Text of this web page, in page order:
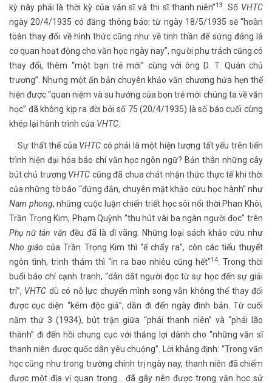
kỳ này phải là thời kỳ của văn sĩ và thi sĩ thanh niên”13 . Số VHTC
ngày 20/4/1935 có đăng thông báo: từ ngày 18/5/1935 sẽ “hoàn
toàn thay đổi về hình thức cũng như về tinh thần để sứng đáng là
cơ quan hoạt động cho văn học ngày nay”, người phụ trách cũng có
thay đổi, thêm “một bạn trẻ mới” cùng với ông D. T. Quán chủ
trương”. Nhưng một ấn bản chuyên khảo văn chương hứa hẹn thể
hiện được “quan niệm và su hướng của bọn trẻ mới chúng ta về văn
học” đã không kịp ra đời bởi số 75 (20/4/1935) là số báo cuối cùng
khép lại hành trình của VHTC
Sự thất thế của VHTC có phải là một hiện tượng tất yếu trên tiến
trình hiện đại hóa báo chí văn học ngôn ngữ? Bản thân những cây
bút chủ trương VHTC cũng đã chua chát nhận thức thực tế khi thời
của những tờ báo “đứng đắn, chuyên mặt khảo cứu học hành” như
Nam phong, những cuộc luận chiến triết học sôi nổi thời Phan Khôi,
Trần Trọng Kim, Phạm Quỳnh “thu hút vài ba ngàn người đọc” trên
Phụ nữ tân văn đều đã là dĩ vãng. Những loại sách khảo cứu như
Nho giáo của Trần Trọng Kim thì “ế chẩy ra”, còn các tiểu thuyết
ngôn tình, trinh thám thì “in ra bao nhiêu cũng hết”14
. Trong thời
buổi báo chí cạnh tranh, “dẫn dắt người đọc từ sự học đến sự giải
trí”, VHTC dù có nỗ lực chuyển mình song vẫn không thể thay đổi
được cục diện “kém độc giả”, dần đi đến ngày đình bản. Từ cuối
năm thứ 3 (1934), bút trận giữa “phái thanh niên” và “phái lão
thành” đi đến hồi chung cục với thắng lợi dành cho “những văn sĩ
thanh niên được quốc dân yêu chuộng”. Lời khẳng định: “Trong văn
học cũng như trong trường chính trị ngày nay, thanh niên đã chiếm
được một địa vị quan trọng... đã gây nên được trong văn học sử